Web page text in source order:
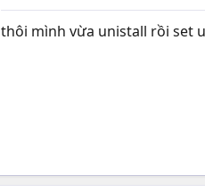
thôi mình vừa unistall rồi set